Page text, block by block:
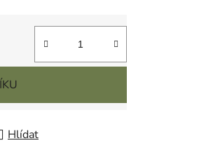
Hlídat